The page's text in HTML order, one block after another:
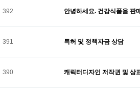
392 안녕하세요. 건강식품을 판
391 특허 및 정책자금 상담
390 캐릭터디자인 저작권 및 상